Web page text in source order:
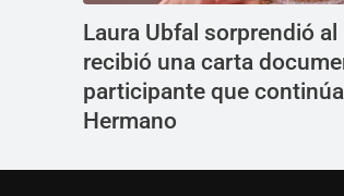
Laura Ubfal sorprendió al
recibió una carta
participante que
Hermano